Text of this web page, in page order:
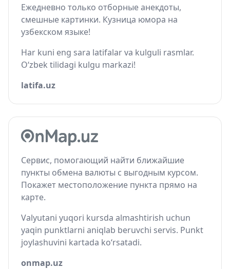
Ежедневно только отборные анекдоты,
смешные картинки. Кузница юмора на
узбекском языке!
Har kuni eng sara latifalar va kulguli rasmlar.
O‘zbek tilidagi kulgu markazi!
latifa.uz
Сервис, помогающий найти ближайшие
пункты обмена валюты с выгодным курсом.
Покажет местоположение пункта прямо на
карте.
Valyutani yuqori kursda almashtirish uchun
yaqin punktlarni aniqlab beruvchi servis. Punkt
joylashuvini kartada ko‘rsatadi.
onmap.uz